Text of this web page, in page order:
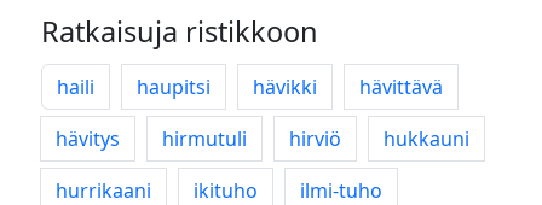
Ratkaisuja ristikkoon
haili haupitsi hävikki
hävittävä
hävitys
hirmutuli hirviö
hukkauni
hurrikaani
ikituho
ilmi-tuho